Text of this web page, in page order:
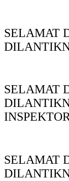
SELAMAT
SELAMAT
SELAMAT